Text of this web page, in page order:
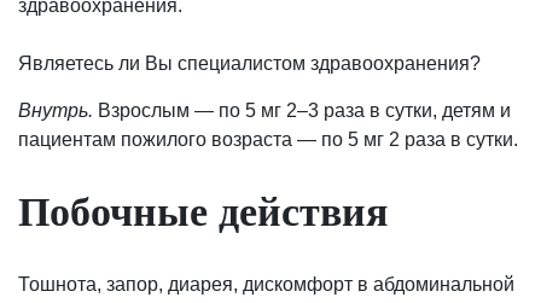
здравоохранения.
Являетесь ли Вы специалистом здравоохранения?
Внутрь. Взрослым — по 5 мг 2–3 раза в сутки, детям и
пациентам пожилого возраста — по 5 мг 2 раза в сутки.
Побочные действия
Тошнота, запор, диарея, дискомфорт в абдоминальной